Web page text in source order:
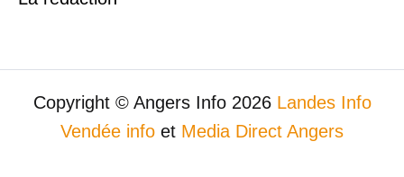
Copyright © Angers Info 2026 Landes Info
Vendée info et Media Direct Angers